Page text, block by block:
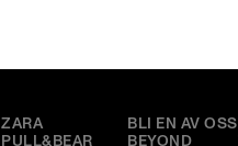
MERKER
ZARA
PULL&BEAR
HOVED
BLI EN AV OSS
BEYOND